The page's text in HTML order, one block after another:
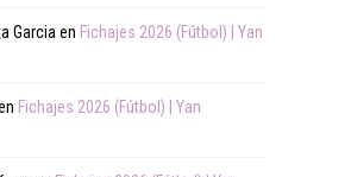
Garcia en Fichajes 2026 (Fútbol) | Yan
Fichajes 2026 (Fútbol) | Yan